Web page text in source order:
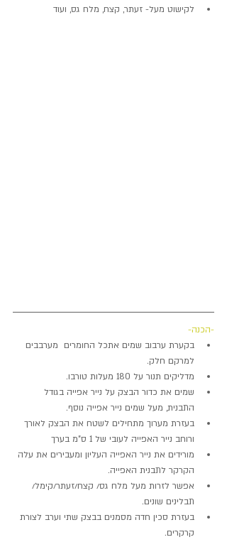
לקישוט מעל- זעתר, קצח, מלח גס, ועוד
-הכנה-
בקערת ערבוב שמים אתכל החומרים  מערבבים
למרקם חלק.
מדליקים תנור על 180 מעלות טורבו.
שמים את כדור הבצק על נייר אפייה בגודל
התבנית, מעל שמים נייר אפייה נוסף.
בעזרת מערוך מתחילים לשטח את הבצק לאורך
ורוחב נייר האפייה לעובי של 1 ס"מ בערך
מורידים את נייר האפייה העליון ומעבירים את עלה
הקרקר לתבנית האפייה.
אפשר לזרות מעל מלח גס/ קצח/זעתר/קימל/
תבלינים שונים.
בעזרת סכין חדה מסמנים בבצק שתי וערב לצורת
קרקרים.